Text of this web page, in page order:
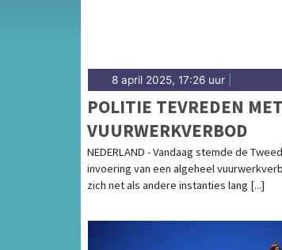
8 april 2025, 17:26 uur
POLITIE TEVREDEN
VUURWERKVERBOD
NEDERLAND - Vandaag stemde de
invoering van een algeheel
zich net als andere instanties lang [...]